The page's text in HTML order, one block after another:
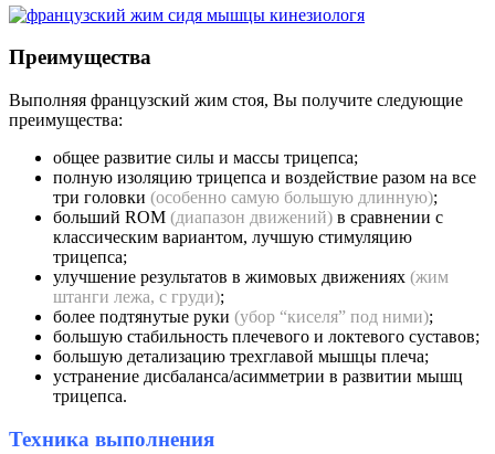
Преимущества
Выполняя французский жим стоя, Вы получите следующие
преимущества:
общее развитие силы и массы трицепса;
полную изоляцию трицепса и воздействие разом на все
три головки (особенно самую большую длинную);
больший ROM (диапазон движений) в сравнении с
классическим вариантом, лучшую стимуляцию
трицепса;
улучшение результатов в жимовых движениях (жим
штанги лежа, с груди);
более подтянутые руки (убор “киселя” под ними);
большую стабильность плечевого и локтевого суставов;
большую детализацию трехглавой мышцы плеча;
устранение дисбаланса/асимметрии в развитии мышц
трицепса.
Техника выполнения